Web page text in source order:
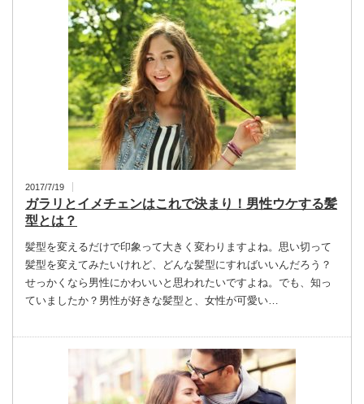
2017/7/19
ガラリとイメチェンはこれで決まり！男性ウケする髪
型とは？
髪型を変えるだけで印象って大きく変わりますよね。思い切って
髪型を変えてみたいけれど、どんな髪型にすればいいんだろう？
せっかくなら男性にかわいいと思われたいですよね。でも、知っ
ていましたか？男性が好きな髪型と、女性が可愛い…